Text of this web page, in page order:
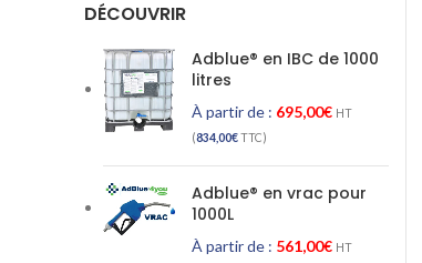
DÉCOUVRIR
Adblue® en IBC de 1000
litres
À partir de : 695,00€ HT
(834,00€TTC)
Adblue® en vrac pour
1000L
À partir de : 561,00€ HT